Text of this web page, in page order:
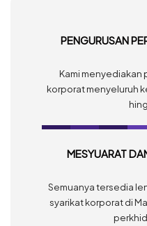
PENGURUSAN
Kami
korporat menyeluruh
MESYUARAT
Semuanya tersedia
syarikat korporat di